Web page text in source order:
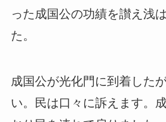
った成国公の功績を讃え浅
た。
成国公が光化門に到着した
い。民は口々に訴えます。